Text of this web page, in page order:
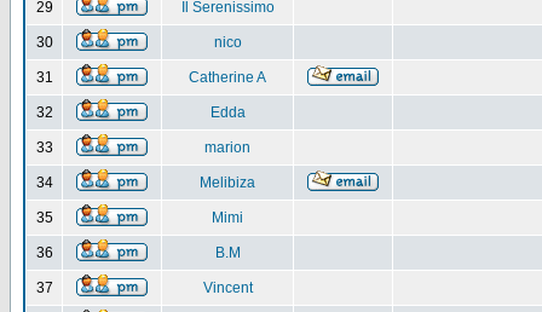
29 Il Serenissimo
30 nico
31 Catherine A
32 Edda
33 marion
34 Melibiza
35 Mimi
36 B.M
37 Vincent